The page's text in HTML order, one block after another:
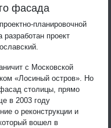
фасада
планировочной
разработан проект
с Московской
«Лосиный остров». Но
столицы, прямо
в 2003 году
о реконструкции и
вошел в